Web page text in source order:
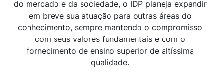
do mercado e da sociedade, o IDP planeja expandir
em breve sua atuação para outras áreas do
conhecimento, sempre mantendo o compromisso
com seus valores fundamentais e com o
fornecimento de ensino superior de altíssima
qualidade.